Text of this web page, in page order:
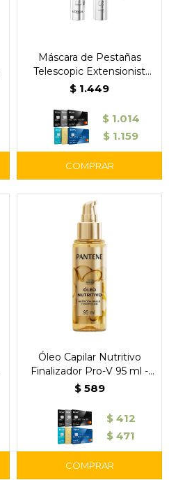
Máscara de Pestañas
Telescopic Extensionist
Blackest Black 995 -
$ 1.449
$ 1.014
$ 1.159
Óleo Capilar Nutritivo
Finalizador Pro-V 95 ml -
Pantene
$ 589
$ 412
$ 471